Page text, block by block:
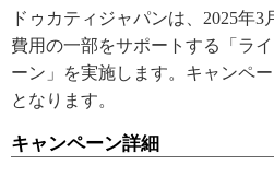
ドゥカティジャパンは、2025年
費用の一部をサポートする「ラ
ーン」を実施します。キャンペ
となります。
キャンペーン詳細